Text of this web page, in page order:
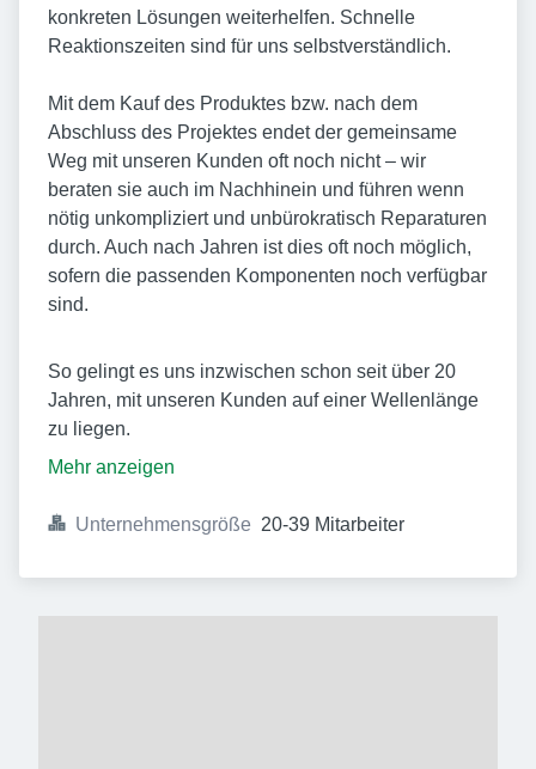
konkreten Lösungen weiterhelfen. Schnelle
Reaktionszeiten sind für uns selbstverständlich.
Mit dem Kauf des Produktes bzw. nach dem
Abschluss des Projektes endet der gemeinsame
Weg mit unseren Kunden oft noch nicht – wir
beraten sie auch im Nachhinein und führen wenn
nötig unkompliziert und unbürokratisch Reparaturen
durch. Auch nach Jahren ist dies oft noch möglich,
sofern die passenden Komponenten noch verfügbar
sind.
So gelingt es uns inzwischen schon seit über 20
Jahren, mit unseren Kunden auf einer Wellenlänge
zu liegen.
Mehr anzeigen
Unternehmensgröße 20-39 Mitarbeiter